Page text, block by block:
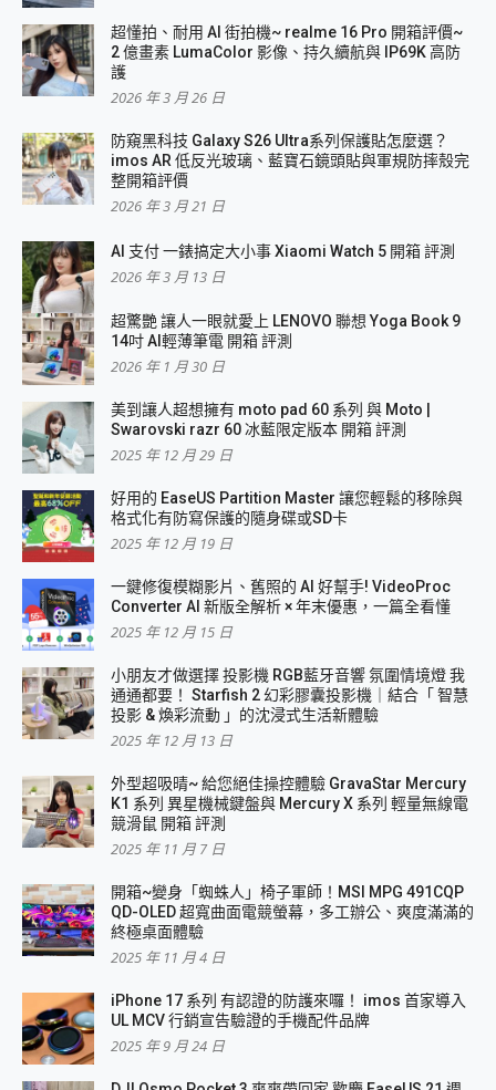
超懂拍、耐用 AI 街拍機~ realme 16 Pro 開箱評價~
2 億畫素 LumaColor 影像、持久續航與 IP69K 高防
護
2026 年 3 月 26 日
防窺黑科技 Galaxy S26 Ultra系列保護貼怎麼選？
imos AR 低反光玻璃、藍寶石鏡頭貼與軍規防摔殼完
整開箱評價
2026 年 3 月 21 日
AI 支付 一錶搞定大小事 Xiaomi Watch 5 開箱 評測
2026 年 3 月 13 日
超驚艷 讓人一眼就愛上 LENOVO 聯想 Yoga Book 9
14吋 AI輕薄筆電 開箱 評測
2026 年 1 月 30 日
美到讓人超想擁有 moto pad 60 系列 與 Moto |
Swarovski razr 60 冰藍限定版本 開箱 評測
2025 年 12 月 29 日
好用的 EaseUS Partition Master 讓您輕鬆的移除與
格式化有防寫保護的隨身碟或SD卡
2025 年 12 月 19 日
一鍵修復模糊影片、舊照的 AI 好幫手! VideoProc
Converter AI 新版全解析 × 年末優惠，一篇全看懂
2025 年 12 月 15 日
小朋友才做選擇 投影機 RGB藍牙音響 氛圍情境燈 我
通通都要！ Starfish 2 幻彩膠囊投影機｜結合「 智慧
投影 & 煥彩流動 」的沈浸式生活新體驗
2025 年 12 月 13 日
外型超吸晴~ 給您絕佳操控體驗 GravaStar Mercury
K1 系列 異星機械鍵盤與 Mercury X 系列 輕量無線電
競滑鼠 開箱 評測
2025 年 11 月 7 日
開箱~變身「蜘蛛人」椅子軍師！MSI MPG 491CQP
QD-OLED 超寬曲面電競螢幕，多工辦公、爽度滿滿的
終極桌面體驗
2025 年 11 月 4 日
iPhone 17 系列 有認證的防護來囉！ imos 首家導入
UL MCV 行銷宣告驗證的手機配件品牌
2025 年 9 月 24 日